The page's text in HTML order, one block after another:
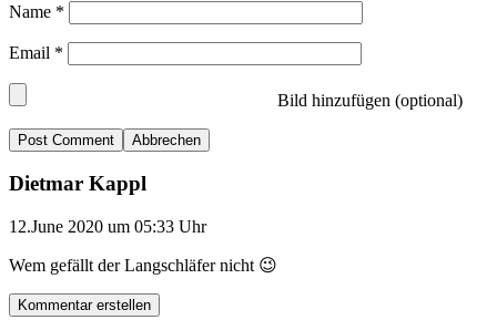
Name *
Email *
Bild hinzufügen (optional)
Abbrechen
Dietmar Kappl
12.June 2020 um 05:33 Uhr
Wem gefällt der Langschläfer nicht 😉
Kommentar erstellen